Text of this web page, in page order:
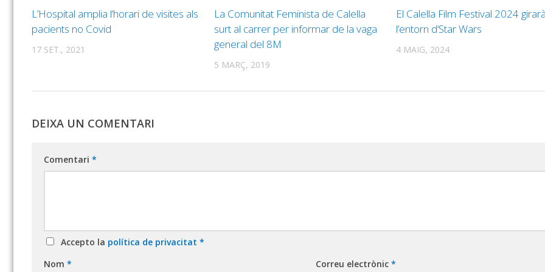
L’Hospital amplia l’horari de visites als
pacients no Covid
17 SET., 2021
La Comunitat Feminista de Calella
surt al carrer per informar de la vaga
general del 8M
5 MARÇ, 2019
El Calella Film Festival 2024
l’entorn d’Star Wars
4 MAIG, 2024
DEIXA UN COMENTARI
Comentari *
Accepto la política de privacitat *
Nom * Correu electrònic*